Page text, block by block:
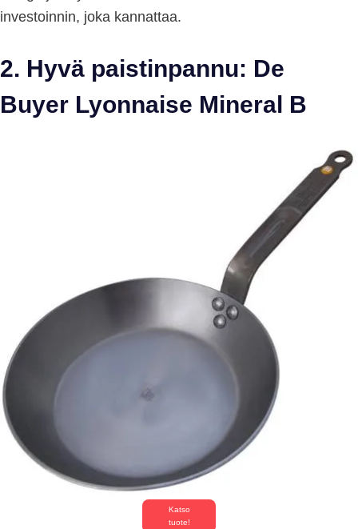
investoinnin, joka kannattaa.
2. Hyvä paistinpannu: De
Buyer Lyonnaise Mineral B
Katso
tuote!